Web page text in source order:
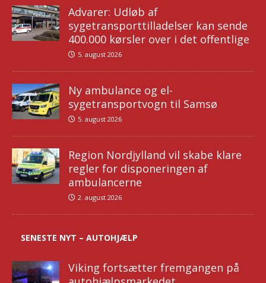
Advarer: Udløb af
sygetransporttilladelser kan sende
400.000 kørsler over i det offentlige
5. august 2026
Ny ambulance og el-
sygetransportvogn til Samsø
5. august 2026
Region Nordjylland vil skabe klare
regler for disponeringen af
ambulancerne
2. august 2026
SENESTE NYT – AUTOHJÆLP
Viking fortsætter fremgangen på